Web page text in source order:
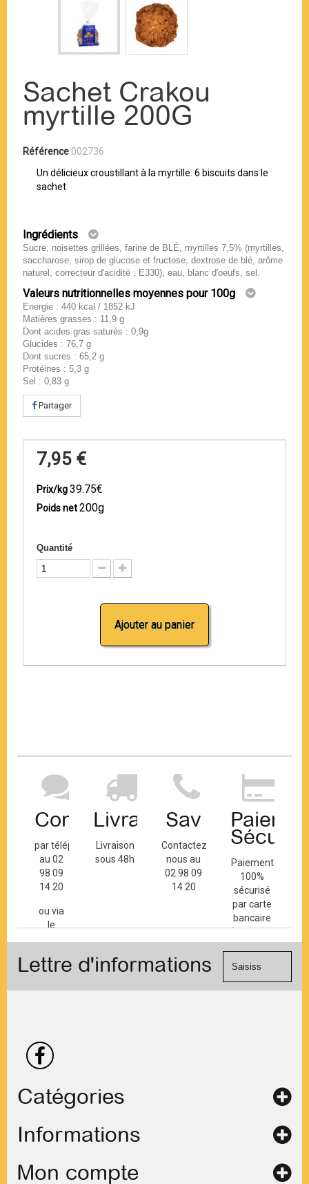
Sachet Crakou
myrtille 200G
Référence 002736
Un délicieux croustillant à la myrtille. 6 biscuits dans le
sachet
Ingrédients
Sucre, noisettes grillées, farine de BLÉ, myrtilles 7,5% (myrtilles,
saccharose, sirop de glucose et fructose, dextrose de blé, arôme
naturel, correcteur d'acidité : E330), eau, blanc d'oeufs, sel.
Valeurs nutritionnelles moyennes pour 100g
Energie : 440 kcal / 1852 kJ
Matières grasses : 11,9 g
Dont acides gras saturés : 0,9g
Glucides : 76,7 g
Dont sucres : 65,2 g
Protéines : 5,3 g
Sel : 0,83 g
Partager
7,95 €
Prix/kg39.75€
Poids net200g
Quantité
Ajouter au panier
Contact
par téléphone
au 02
98 09
14 20
ou via
le
contact
Livraison
Livraison
sous 48h
Sav
Contactez-
nous au
02 98 09
14 20
Paiement
100%
sécurisé
par carte
bancaire
(Mastercard,
Visa, ...) et
Lettre d'informations
Catégories
Informations
Mon compte